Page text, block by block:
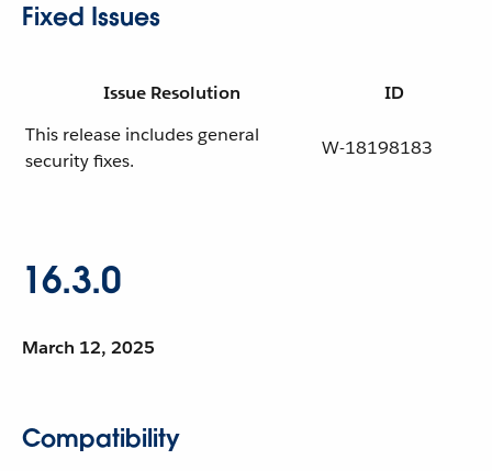
Fixed Issues
Issue Resolution
ID
This release includes general
security fixes.
W-18198183
16.3.0
March 12, 2025
Compatibility